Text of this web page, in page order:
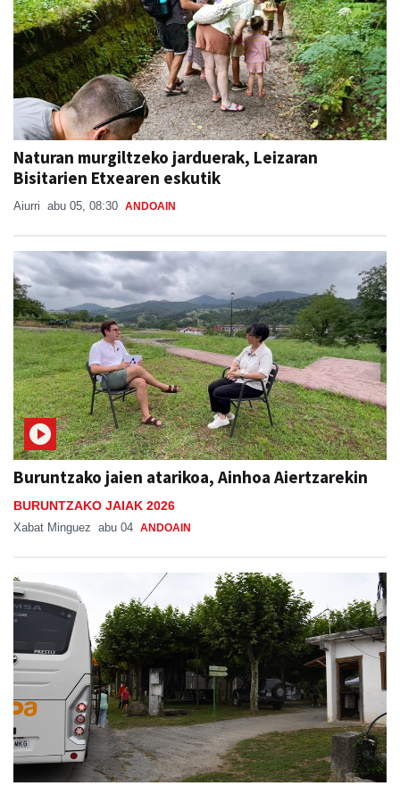
Naturan murgiltzeko jarduerak, Leizaran
Bisitarien Etxearen eskutik
Aiurri abu 05, 08:30 ANDOAIN
Buruntzako jaien atarikoa, Ainhoa Aiertzarekin
BURUNTZAKO JAIAK 2026
Xabat Minguez abu 04 ANDOAIN